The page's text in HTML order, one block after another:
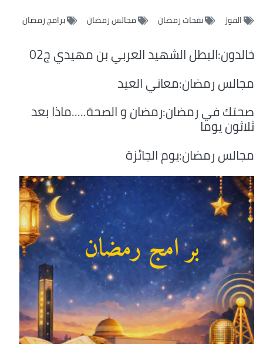
الفوز نفحات رمضان مجالس رمضان برامج رمضان
خالدون:البطل الشهيد العربي بن مهيدي ج02
مجالس رمضان:معاني العيد
صحتك في رمضان:رمضان و الصحة.....ماذا بعد
ثلاثون يوما
مجالس رمضان:يوم الجائزة